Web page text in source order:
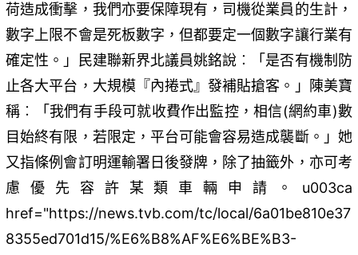
荷造成衝擊，我們亦要保障現有，司機從業員的生計，
數字上限不會是死板數字，但都要定一個數字讓行業有
確定性。」民建聯新界北議員姚銘說︰「是否有機制防
止各大平台，大規模『內捲式』發補貼搶客。」陳美寶
稱︰「我們有手段可就收費作出監控，相信(網約車)數
目始終有限，若限定，平台可能會容易造成襲斷。」她
又指條例會訂明運輸署日後發牌，除了抽籤外，亦可考
慮優先容許某類車輛申請。u003ca
href="https://news.tvb.com/tc/local/6a01be810e37
8355ed701d15/%E6%B8%AF%E6%BE%B3-